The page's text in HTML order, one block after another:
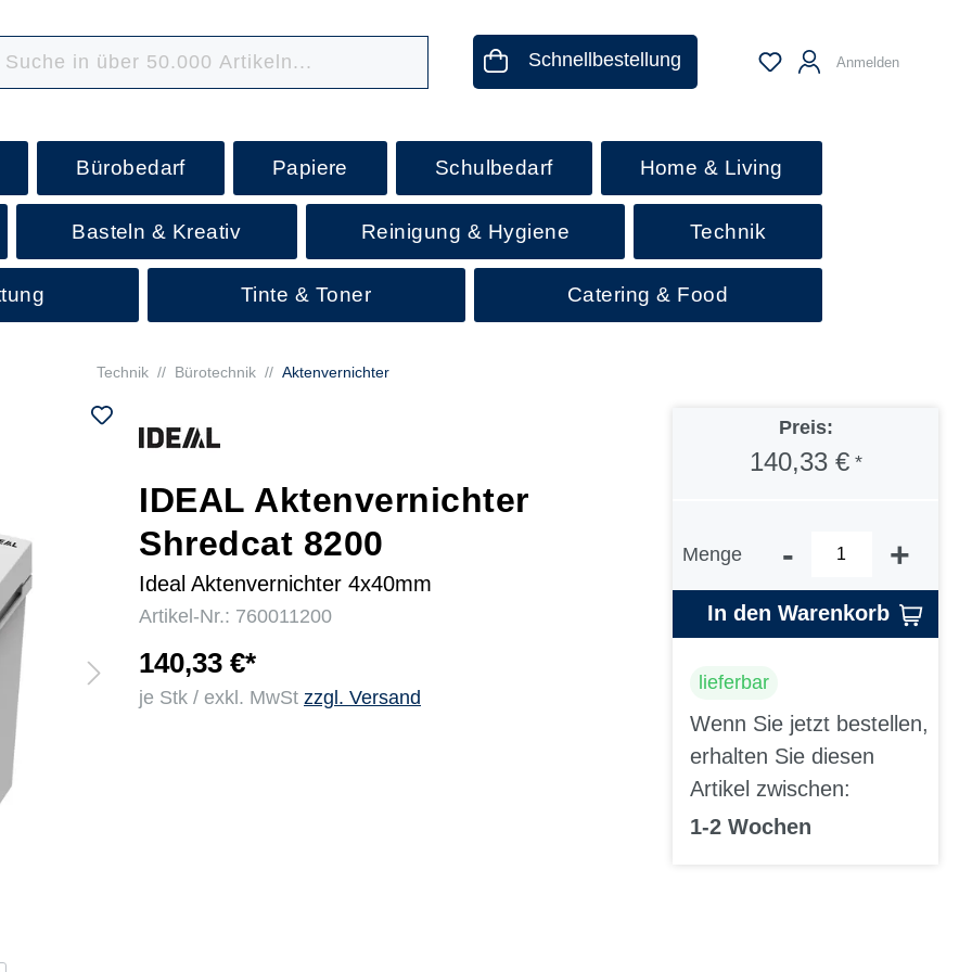
Schnellbestellung Anmelden
Bürobedarf Papiere Schulbedarf Home & Living
Basteln & Kreativ Reinigung & Hygiene Technik
Tinte & Toner Catering & Food
Technik // Bürotechnik // Aktenvernichter
IDEAL Aktenvernichter
Shredcat 8200
Ideal Aktenvernichter 4x40mm
Artikel-Nr.: 760011200
140,33 €*
je Stk / exkl. MwSt zzgl. Versand
Preis:
140,33 €*
Menge - +
In den Warenkorb
lieferbar
Wenn Sie jetzt bestellen,
erhalten Sie diesen
Artikel zwischen:
1-2 Wochen